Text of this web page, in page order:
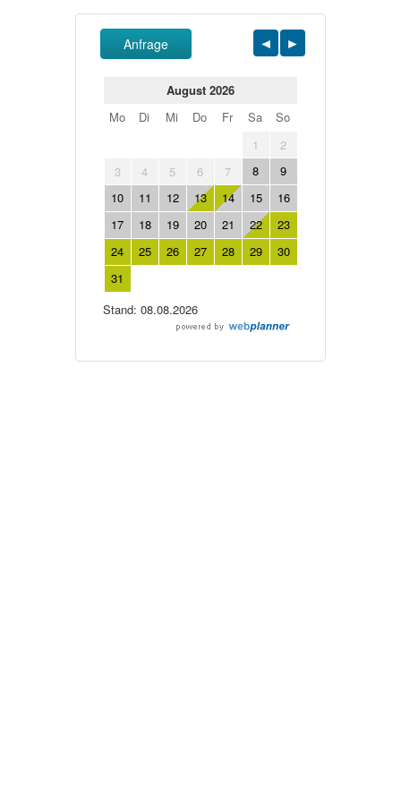
Anfrage
August 2026
Mo
Di Mi Do Fr Sa
So
1
2
3
4 5 6 7 8
9
10
11 12 13 14 15
16
17
18 19 20 21 22
23
24
25 26 27 28 29
30
31
Stand: 08.08.2026